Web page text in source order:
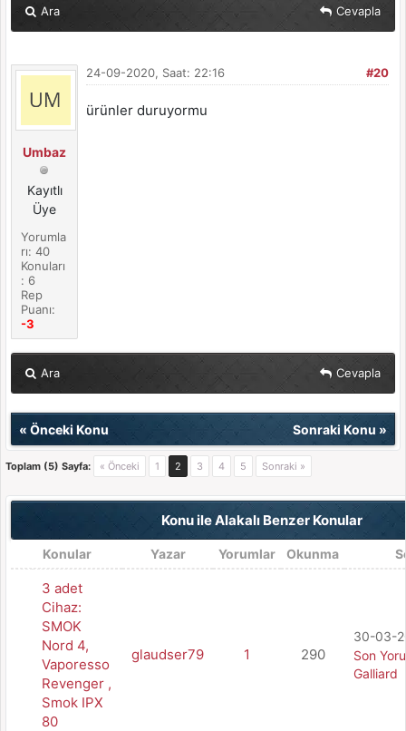
Ara Cevapla
Umbaz
Kayıtlı
Üye
Yorumla
rı: 40
Konuları
: 6
Rep
Puanı:
-3
#20
24-09-2020, Saat: 22:16
ürünler duruyormu
Ara Cevapla
« Önceki Konu Sonraki Konu »
Toplam (5) Sayfa: « Önceki 1 2 3 4 5 Sonraki »
Konu ile Alakalı Benzer Konular
Konular Yazar Yorumlar Okunma
3 adet
Cihaz:
SMOK
Nord 4,
Vaporesso
Revenger ,
Smok IPX
80
glaudser79 1 290
30-03-
Son
Galliard